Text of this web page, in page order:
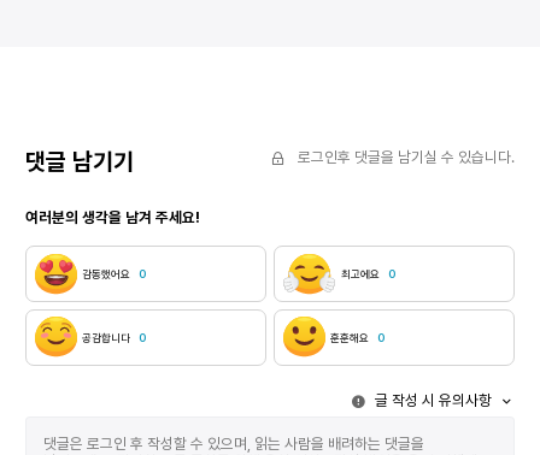
희망에 희망을 보태.
댓글 남기기 로그인후 댓글을 남기실 수 있습니다.
여러분의 생각을 남겨 주세요!
감동했어요 0 최고에요 0
공감합니다 0 훈훈해요 0
글 작성 시 유의사항